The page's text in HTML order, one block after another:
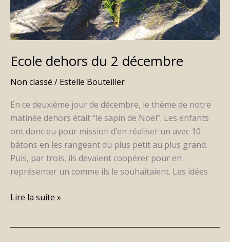
Ecole dehors du 2 décembre
Non classé / Estelle Bouteiller
En ce deuxième jour de décembre, le thème de notre
matinée dehors était “le sapin de Noël”. Les enfants
ont donc eu pour mission d’en réaliser un avec 10
bâtons en les rangeant du plus petit au plus grand.
Puis, par trois, ils devaient coopérer pour en
représenter un comme ils le souhaitaient. Les idées
Lire la suite »